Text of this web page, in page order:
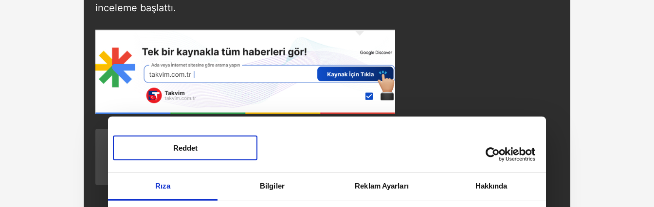
Rıza Bilgiler Reklam Ayarları Hakkında
Reddet
inceleme başlattı.
kömür yüklü TIR’ın
dana E-5’i karıştırdı:
O anlar kamerada